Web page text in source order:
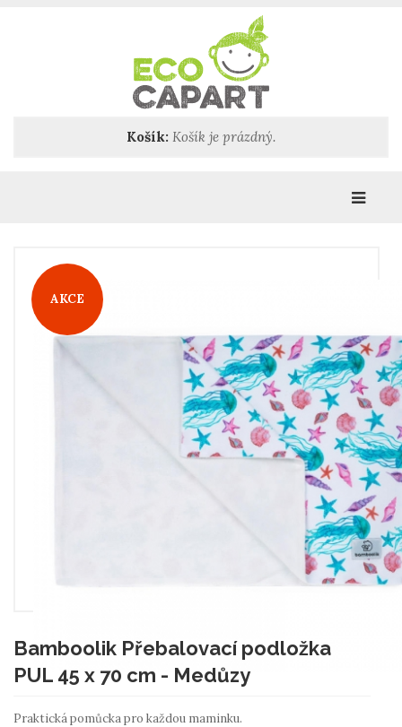
Košík: Košík je prázdný.
AKCE
Bamboolik Přebalovací podložka
PUL 45 x 70 cm - Medůzy
Praktická pomůcka pro každou maminku.